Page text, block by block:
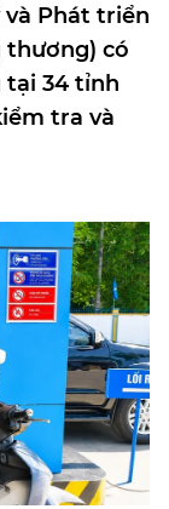
và Phát triển
có
tại 34 tỉnh
tra và